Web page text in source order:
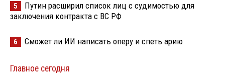
5
Путин расширил список лиц с судимостью для
заключения контракта с ВС РФ
6 Сможет ли ИИ написать оперу и спеть арию
Главное сегодня